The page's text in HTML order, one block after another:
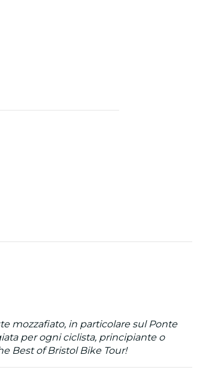
mozzafiato, in particolare sul Ponte
per ogni ciclista, principiante o
Best of Bristol Bike Tour!